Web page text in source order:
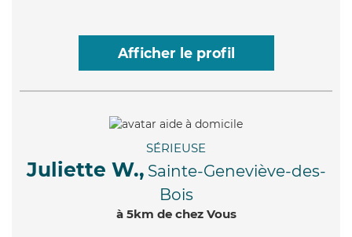
Afficher le profil
SÉRIEUSE
Juliette W., Sainte-Geneviève-des-
Bois
à 5km de chez Vous